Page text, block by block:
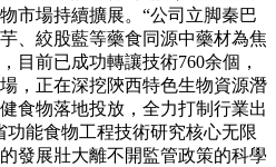
市場持續擴展。“公司立脚秦巴
、絞股藍等藥食同源中藥材為焦
目前已成功轉讓技術760余個，
，正在深挖陝西特色生物資源潛
食物落地投放，全力打制行業出
功能食物工程技術研究核心无限
發展壯大離不開監管政策的科學